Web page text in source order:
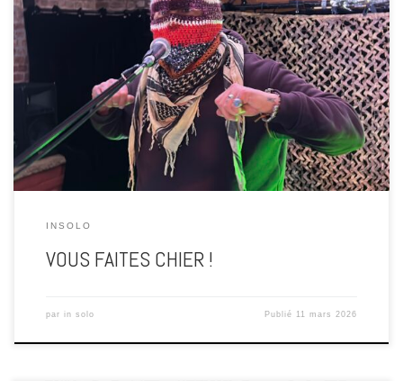
Chronique d’un suicide collectif Ou comment nous avons décidé
d’enterrer le vivre-ensemble Il y a quelque chose d’étrange dans l’air.
Une odeur un peu rance qui flotte au-dessus des conversations, des
commentaires, des statuts publiés à la va-vite entre deux
indignations numériques. Le bruit des **élections municipales**
commence à monter. […]
INSOLO
VOUS FAITES CHIER !
par in solo Publié 11 mars 2026